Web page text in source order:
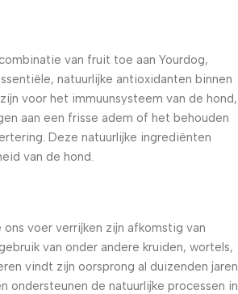
van fruit toe aan Yourdog,
natuurlijke antioxidanten binnen
voor het immuunsysteem van de hond,
aan een frisse adem of het behouden
Deze natuurlijke ingrediënten
van de hond.
voer verrijken zijn afkomstig van
van onder andere kruiden, wortels,
vindt zijn oorsprong al duizenden jaren
ondersteunen de natuurlijke processen in